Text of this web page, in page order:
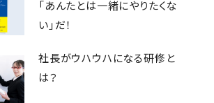
「あんたとは一緒にやりたくな
い」だ！
社長がウハウハになる研修と
は？